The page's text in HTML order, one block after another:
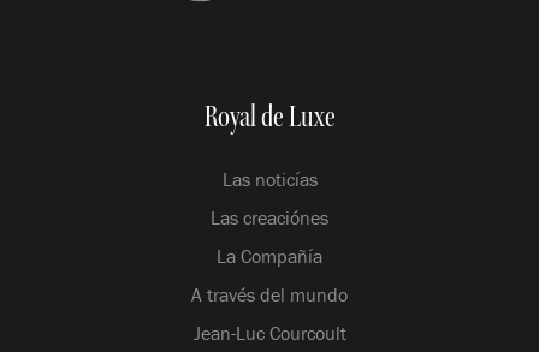
Royal de Luxe
Las noticías
Las creaciónes
La Compañía
A través del mundo
Jean-Luc Courcoult